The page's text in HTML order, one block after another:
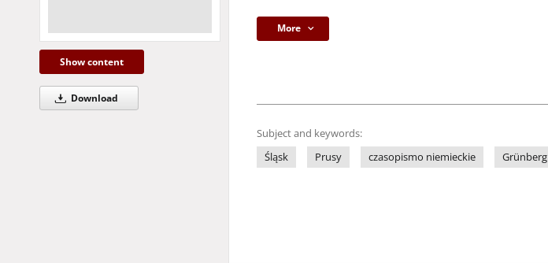
Show content
Download
More
Subject and keywords:
Śląsk
Prusy czasopismo niemieckie Grünberg